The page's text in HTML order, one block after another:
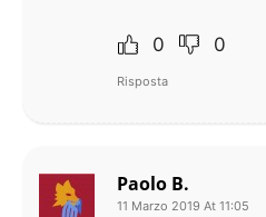
0 0
Risposta
Paolo B.
11 Marzo 2019 At 11:05